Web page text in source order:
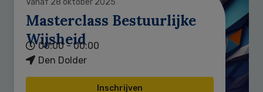
Masterclass Bestuurlijke
Wijsheid
00:00 - 00:00
Den Dolder
Inschrijven